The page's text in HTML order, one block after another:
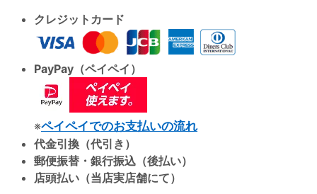
クレジットカード
PayPay（ペイペイ）
※ペイペイでのお支払いの流れ
代金引換（代引き）
郵便振替・銀行振込（後払い）
店頭払い（当店実店舗にて）